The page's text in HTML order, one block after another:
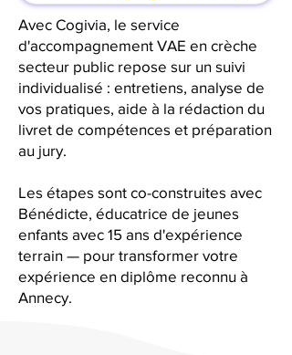
Avec Cogivia, le service
d'accompagnement VAE en crèche
secteur public repose sur un suivi
individualisé : entretiens, analyse de
vos pratiques, aide à la rédaction du
livret de compétences et préparation
au jury.
Les étapes sont co-construites avec
Bénédicte, éducatrice de jeunes
enfants avec 15 ans d'expérience
terrain — pour transformer votre
expérience en diplôme reconnu à
Annecy.